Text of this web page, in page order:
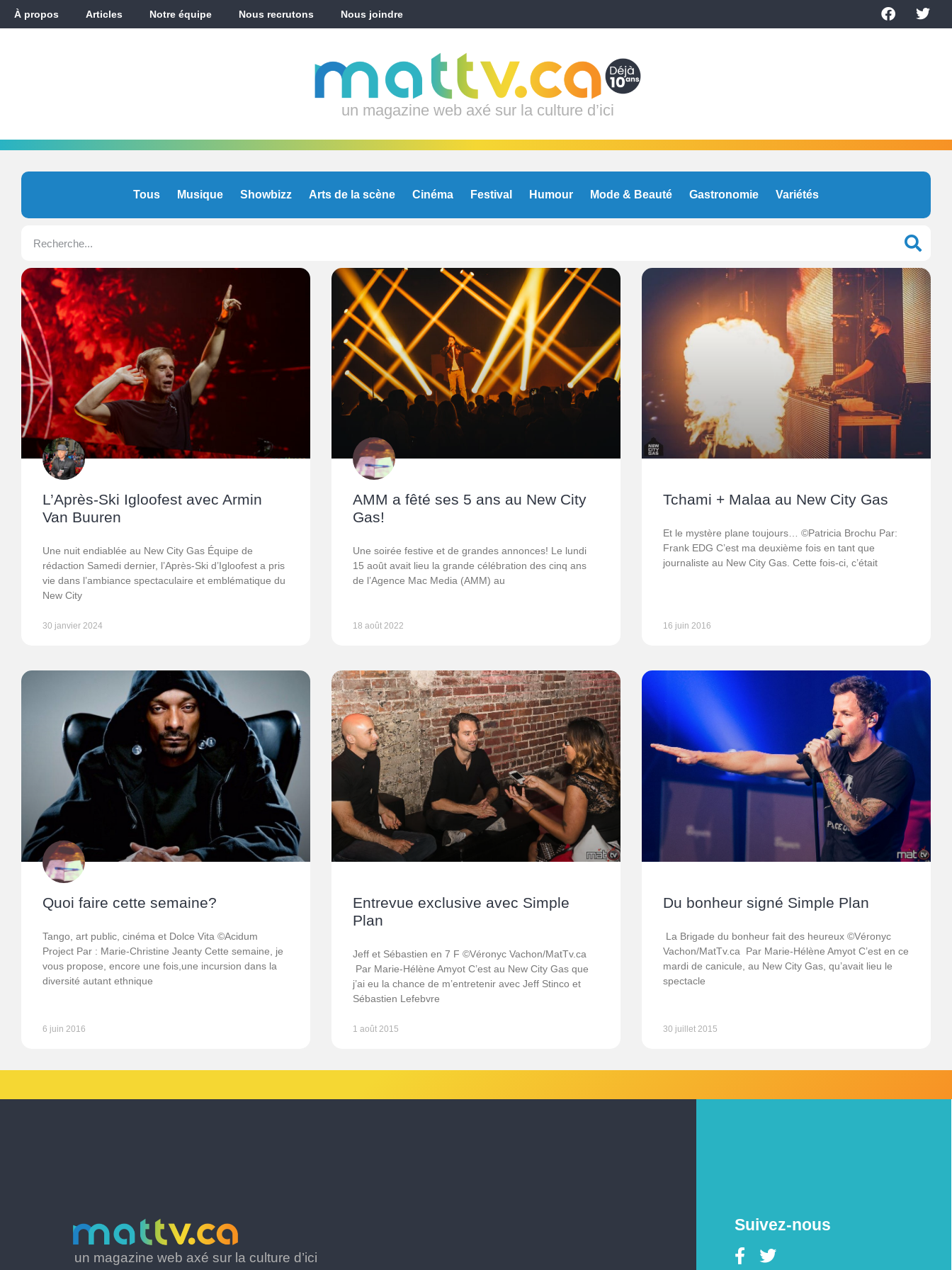
À propos Articles Notre équipe Nous recrutons Nous joindre
un magazine web axé sur la culture d’ici
Tous Musique Showbizz Arts de la scène Cinéma Festival Humour Mode & Beauté Gastronomie Variétés
L’Après-Ski Igloofest avec Armin
Van Buuren
Une nuit endiablée au New City Gas Équipe de
rédaction Samedi dernier, l’Après-Ski d’Igloofest a pris
vie dans l’ambiance spectaculaire et emblématique du
New City
30 janvier 2024
AMM a fêté ses 5 ans au New City
Gas!
Une soirée festive et de grandes annonces! Le lundi
15 août avait lieu la grande célébration des cinq ans
de l’Agence Mac Media (AMM) au
18 août 2022
Tchami + Malaa au New City Gas
Et le mystère plane toujours… ©Patricia Brochu Par:
Frank EDG C’est ma deuxième fois en tant que
journaliste au New City Gas. Cette fois-ci, c’était
16 juin 2016
Quoi faire cette semaine?
Tango, art public, cinéma et Dolce Vita ©Acidum
Project Par : Marie-Christine Jeanty Cette semaine, je
vous propose, encore une fois,une incursion dans la
diversité autant ethnique
6 juin 2016
Entrevue exclusive avec Simple
Plan
Jeff et Sébastien en 7 F ©Véronyc Vachon/MatTv.ca
Par Marie-Hélène Amyot C’est au New City Gas que
j’ai eu la chance de m’entretenir avec Jeff Stinco et
Sébastien Lefebvre
1 août 2015
Du bonheur signé Simple Plan
La Brigade du bonheur fait des heureux ©Véronyc
Vachon/MatTv.ca Par Marie-Hélène Amyot C’est en ce
mardi de canicule, au New City Gas, qu’avait lieu le
spectacle
30 juillet 2015
un magazine web axé sur la culture d’ici
Suivez-nous